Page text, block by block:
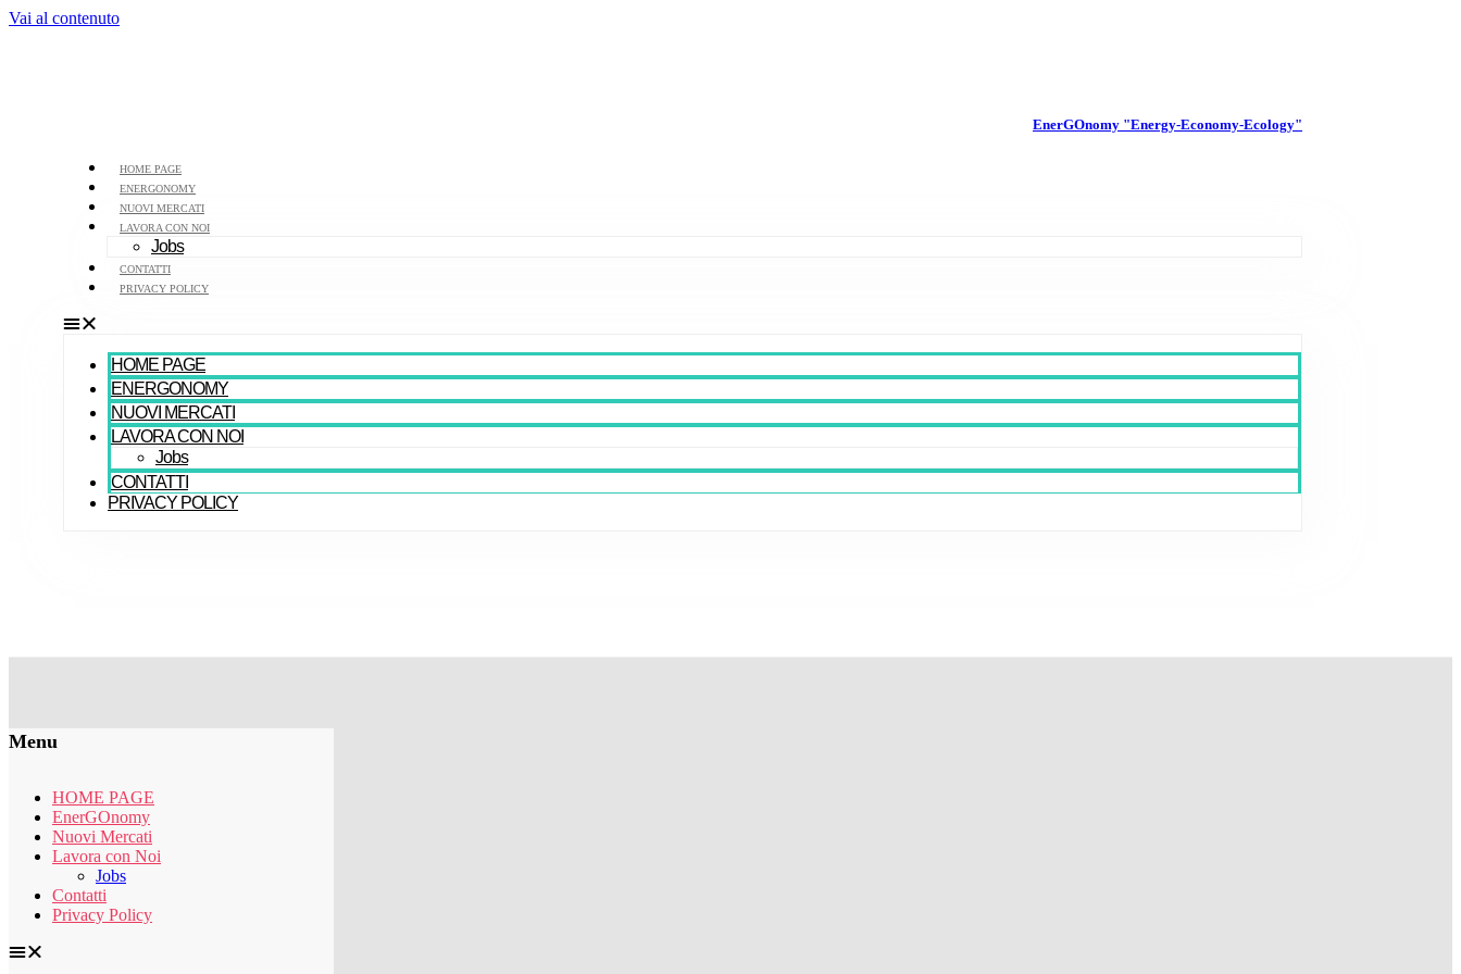
Vai al contenuto
EnerGOnomy "Energy-Economy-Ecology"
HOME PAGE
ENERGONOMY
NUOVI MERCATI
LAVORA CON NOI
Jobs
CONTATTI
PRIVACY POLICY
HOME PAGE
ENERGONOMY
NUOVI MERCATI
LAVORA CON NOI
Jobs
CONTATTI
PRIVACY POLICY
Menu
HOME PAGE
EnerGOnomy
Nuovi Mercati
Lavora con Noi
Jobs
Contatti
Privacy Policy